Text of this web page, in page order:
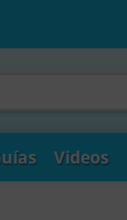
Videos